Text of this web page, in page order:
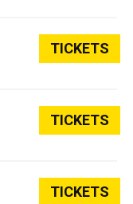
TICKETS
TICKETS
TICKETS